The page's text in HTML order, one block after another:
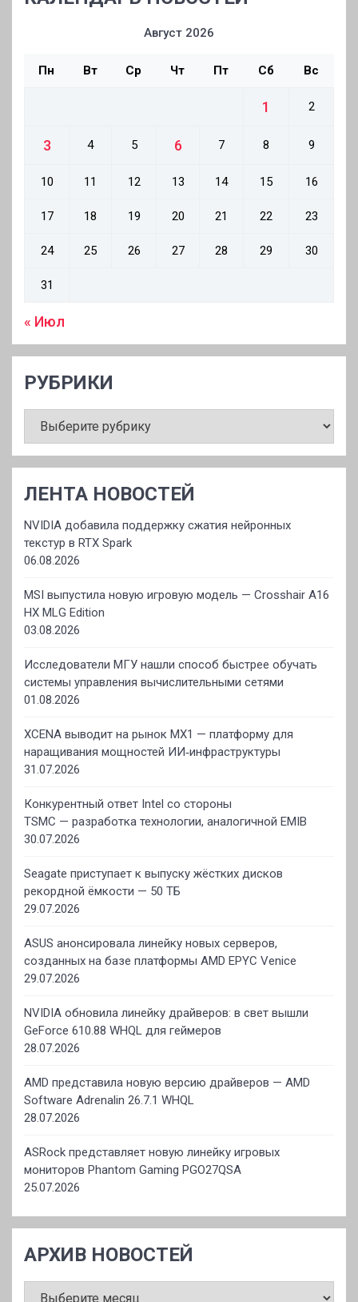
Август 2026
Пн Вт Ср Чт Пт Сб Вс
1 2
3 4 5 6 7 8 9
10 11 12 13 14 15 16
17 18 19 20 21 22 23
24 25 26 27 28 29 30
31
« Июл
РУБРИКИ
ЛЕНТА НОВОСТЕЙ
NVIDIA добавила поддержку сжатия нейронных
текстур в RTX Spark
06.08.2026
MSI выпустила новую игровую модель — Crosshair A16
HX MLG Edition
03.08.2026
Исследователи МГУ нашли способ быстрее обучать
системы управления вычислительными сетями
01.08.2026
XCENA выводит на рынок MX1 — платформу для
наращивания мощностей ИИ‑инфраструктуры
31.07.2026
Конкурентный ответ Intel со стороны
TSMC — разработка технологии, аналогичной EMIB
30.07.2026
Seagate приступает к выпуску жёстких дисков
рекордной ёмкости — 50 ТБ
29.07.2026
ASUS анонсировала линейку новых серверов,
созданных на базе платформы AMD EPYC Venice
29.07.2026
NVIDIA обновила линейку драйверов: в свет вышли
GeForce 610.88 WHQL для геймеров
28.07.2026
AMD представила новую версию драйверов — AMD
Software Adrenalin 26.7.1 WHQL
28.07.2026
ASRock представляет новую линейку игровых
мониторов Phantom Gaming PGO27QSA
25.07.2026
АРХИВ НОВОСТЕЙ
НОВОСТЕЙ